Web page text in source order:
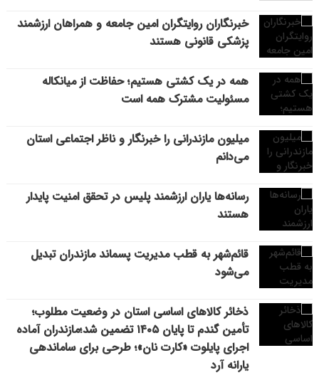
خبرنگاران روایتگران امین جامعه و همراهان ارزشمند
پزشکی قانونی هستند
همه در یک کشتی هستیم؛ حفاظت از میانکاله
مسئولیت مشترک همه است
میلیون مازندرانی را خبرنگار و ناظر اجتماعی استان
می‌دانم
رسانه‌ها یاران ارزشمند پلیس در تحقق امنیت پایدار
هستند
قائم‌شهر به قطب مدیریت پسماند مازندران تبدیل
می‌شود
ذخائر کالاهای اساسی استان در وضعیت مطلوب؛
تأمین گندم تا پایان ۱۴۰۵ تضمین شد؛مازندران آماده
اجرای پایلوت «کارت نان»؛ طرحی برای ساماندهی
یارانه آرد